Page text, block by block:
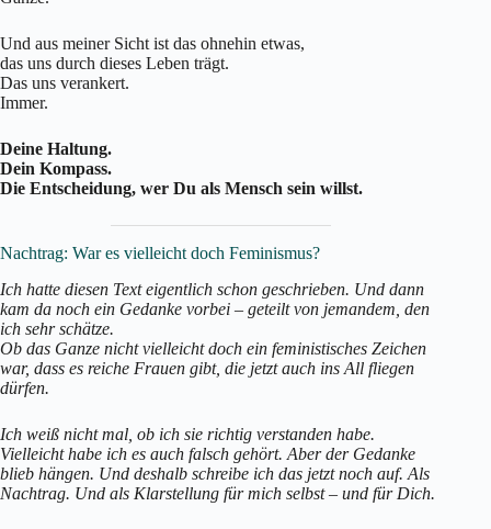
Und aus meiner Sicht ist das ohnehin etwas,
das uns durch dieses Leben trägt.
Das uns verankert.
Immer.
Deine Haltung.
Dein Kompass.
Die Entscheidung, wer Du als Mensch sein willst.
Nachtrag: War es vielleicht doch Feminismus?
Ich hatte diesen Text eigentlich schon geschrieben. Und dann
kam da noch ein Gedanke vorbei – geteilt von jemandem, den
ich sehr schätze.
Ob das Ganze nicht vielleicht doch ein feministisches Zeichen
war, dass es reiche Frauen gibt, die jetzt auch ins All fliegen
dürfen.
Ich weiß nicht mal, ob ich sie richtig verstanden habe.
Vielleicht habe ich es auch falsch gehört. Aber der Gedanke
blieb hängen. Und deshalb schreibe ich das jetzt noch auf. Als
Nachtrag. Und als Klarstellung für mich selbst – und für Dich.